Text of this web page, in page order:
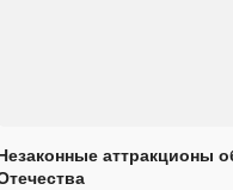
аттракционы